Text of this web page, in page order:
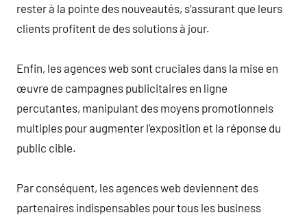
rester à la pointe des nouveautés, s’assurant que leurs
clients profitent de des solutions à jour.
Enfin, les agences web sont cruciales dans la mise en
œuvre de campagnes publicitaires en ligne
percutantes, manipulant des moyens promotionnels
multiples pour augmenter l’exposition et la réponse du
public cible.
Par conséquent, les agences web deviennent des
partenaires indispensables pour tous les business